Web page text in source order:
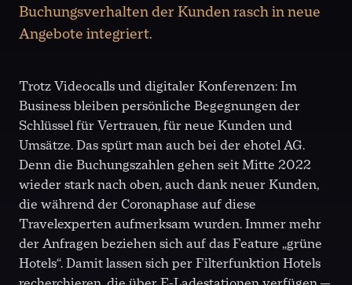
Buchungsverhalten der Kunden rasch in neue
Angebote integriert.
Trotz Videocalls und digitaler Konferenzen: Im
Business bleiben persönliche Begegnungen der
Schlüssel für Vertrauen, für neue Kunden und
Umsätze. Das spürt man auch bei der ehotel AG.
Denn die Buchungszahlen gehen seit Mitte 2022
wieder stark nach oben, auch dank neuer Kunden,
die während der Coronaphase auf diese
Travelexperten aufmerksam wurden. Immer mehr
der Anfragen beziehen sich auf das Feature „grüne
Hotels“. Damit lassen sich per Filterfunktion Hotels